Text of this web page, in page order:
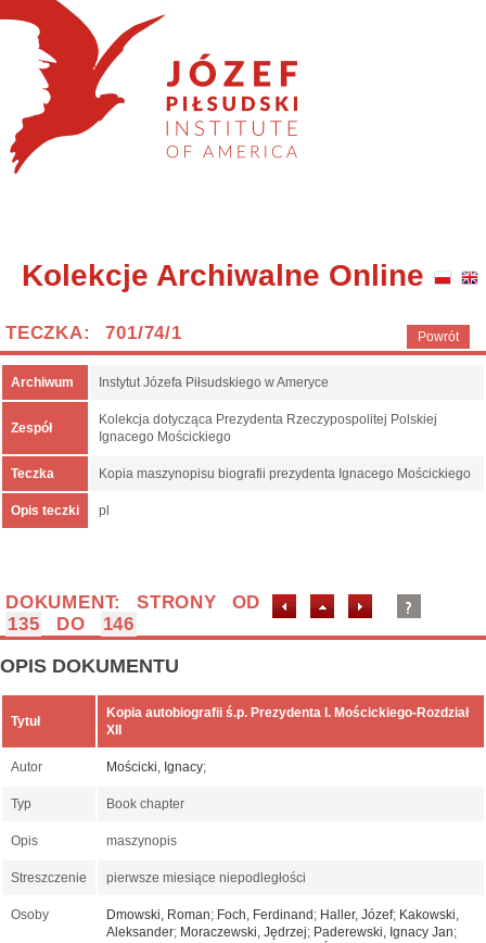
Kolekcje Archiwalne Online
Powrót
TECZKA: 701/74/1
Archiwum Instytut Józefa Piłsudskiego w Ameryce
Zespół
Kolekcja dotycząca Prezydenta Rzeczypospolitej Polskiej
Ignacego Mościckiego
Teczka Kopia maszynopisu biografii prezydenta Ignacego Mościckiego
Opis teczki pl
DOKUMENT: STRONY OD
135
DO 146
OPIS DOKUMENTU
Tytuł
Kopia autobiografii ś.p. Prezydenta I. Mościckiego-Rozdział
XII
Autor Mościcki, Ignacy;
Typ Book chapter
Opis maszynopis
Streszczenie pierwsze miesiące niepodległości
Osoby Dmowski, Roman; Foch, Ferdinand ; Haller, Józef; Kakowski,
Aleksander; Moraczewski, Jędrzej; Paderewski, Ignacy Jan;